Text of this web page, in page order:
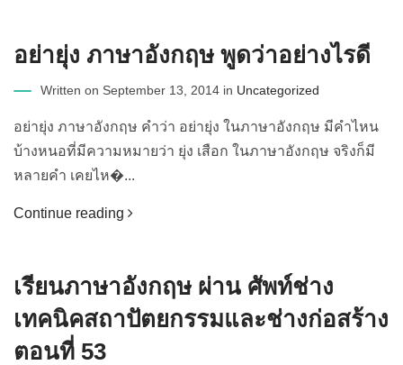
อย่ายุ่ง ภาษาอังกฤษ พูดว่าอย่างไรดี
Written on September 13, 2014 in Uncategorized
อย่ายุ่ง ภาษาอังกฤษ คำว่า อย่ายุ่ง ในภาษาอังกฤษ มีคำไหน
บ้างหนอที่มีความหมายว่า ยุ่ง เสือก ในภาษาอังกฤษ จริงก็มี
หลายคำ เคยไห�...
Continue reading
เรียนภาษาอังกฤษ ผ่าน ศัพท์ช่าง
เทคนิคสถาปัตยกรรมและช่างก่อสร้าง
ตอนที่ 53